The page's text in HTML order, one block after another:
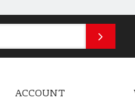
ACCOUNT